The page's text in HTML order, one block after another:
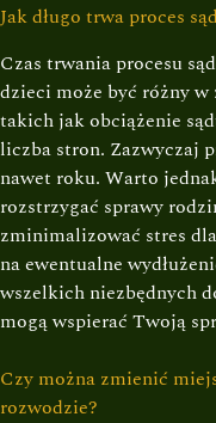
Jak długo trwa proces
Czas trwania procesu
dzieci może być różny
takich jak obciążenie
liczba stron. Zazwyczaj
nawet roku. Warto
rozstrzygać sprawy
zminimalizować stres
na ewentualne
wszelkich niezbędnych
mogą wspierać Twoją
Czy można zmienić
rozwodzie?